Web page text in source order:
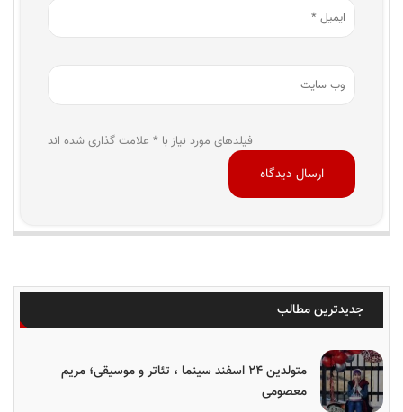
فیلدهای مورد نیاز با * علامت گذاری شده اند
جدیدترین مطالب
متولدین ۲۴ اسفند سینما ، تئاتر و موسیقی؛ مریم
معصومی